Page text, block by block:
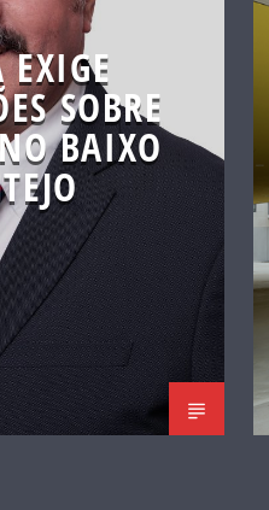
EXIGE
SOBRE
BAIXO